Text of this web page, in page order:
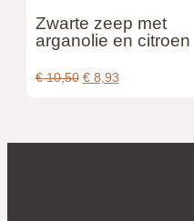
Zwarte zeep met
arganolie en citroen
€10,50 €8,93